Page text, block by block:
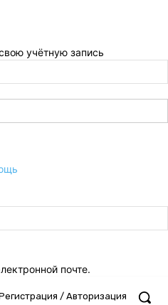
учётную запись
почте.
/ Авторизация